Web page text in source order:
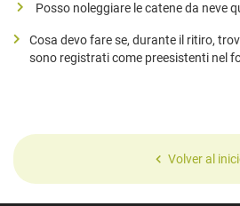
​Posso noleggiare le catene da neve
​Cosa devo fare se, durante il ritiro,
sono registrati come preesistenti nel
Volver al